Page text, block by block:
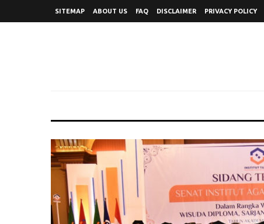
SITEMAP ABOUT US FAQ DISCLAIMER PRIVACY POLICY